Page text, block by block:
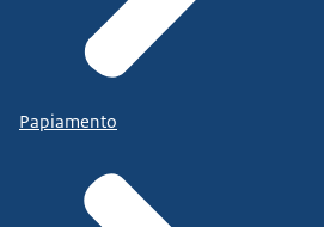
Papiamento